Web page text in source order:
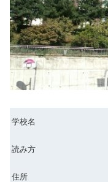
学校名
読み方
住所